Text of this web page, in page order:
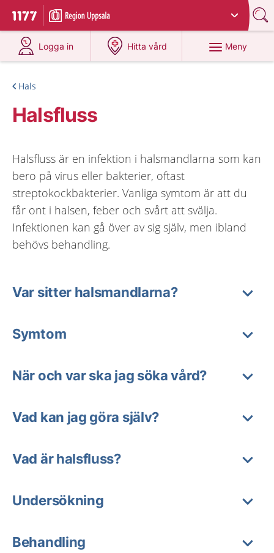
Till startsidan för 1177
Du har valt region
Logga in
på 1177.se
Hitta vård
på 1177.se
Meny
Hals
Halsfluss
Halsfluss är en infektion i halsmandlarna som kan
bero på virus eller bakterier, oftast
streptokockbakterier. Vanliga symtom är att du
får ont i halsen, feber och svårt att svälja.
Infektionen kan gå över av sig själv, men ibland
behövs behandling.
Var sitter halsmandlarna?
Symtom
När och var ska jag söka vård?
Vad kan jag göra själv?
Vad är halsfluss?
Undersökning
Behandling